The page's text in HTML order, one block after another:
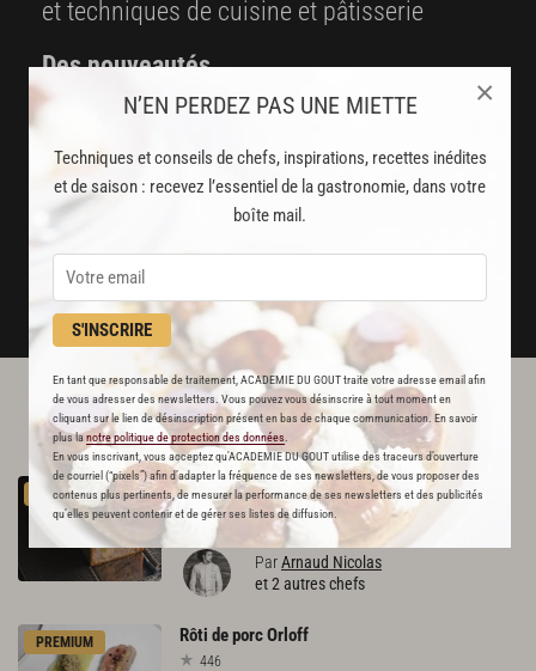
N’EN PERDEZ PAS UNE MIETTE
Techniques et conseils de chefs, inspirations, recettes inédites
et de saison : recevez l’essentiel de la gastronomie, dans votre
boîte mail.
S'INSCRIRE
En tant que responsable de traitement, ACADEMIE DU GOUT traite votre adresse email afin
de vous adresser des newsletters. Vous pouvez vous désinscrire à tout moment en
cliquant sur le lien de désinscription présent en bas de chaque communication. En savoir
plus lanotre politique de protection des données
En vous inscrivant, vous acceptez qu'ACADEMIE DU GOUT utilise des traceurs d’ouverture
de courriel (“pixels”) afin d’adapter la fréquence de ses newsletters, de vous proposer des
contenus plus pertinents, de mesurer la performance de ses newsletters et des publicités
qu’elles peuvent contenir et de gérer ses listes de diffusion.
×
et techniques de cuisine et pâtisserie
Des nouveautés
disponibles chaque semaine
Stop pub
un service garanti sans publicité
JE M'ABONNE
DÉJÀ ABONNÉ(E) ? JE ME CONNECTE
L'ACADÉMIE DU GOÛT VOUS
RECOMMANDE
PREMIUM Pâté encroûte Richelieu
714
ParArnaud Nicolas
et 2 autres chefs
PREMIUM Rôti deporcOrloff
446